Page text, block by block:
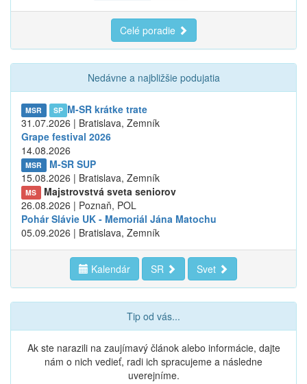
Celé poradie
Nedávne a najbližšie podujatia
MSR SP M-SR krátke trate
31.07.2026 | Bratislava, Zemník
Grape festival 2026
14.08.2026
MSR
M-SR SUP
15.08.2026 | Bratislava, Zemník
MS
Majstrovstvá sveta seniorov
26.08.2026 | Poznaň, POL
Pohár Slávie UK - Memoriál Jána Matochu
05.09.2026 | Bratislava, Zemník
Kalendár SR Svet
Tip od vás...
Ak ste narazili na zaujímavý článok alebo informácie, dajte
nám o nich vedieť, radi ich spracujeme a následne
uverejníme.